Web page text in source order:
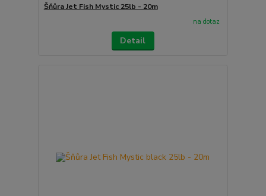
Šňůra Jet Fish Mystic 25lb - 20m
na dotaz
Detail